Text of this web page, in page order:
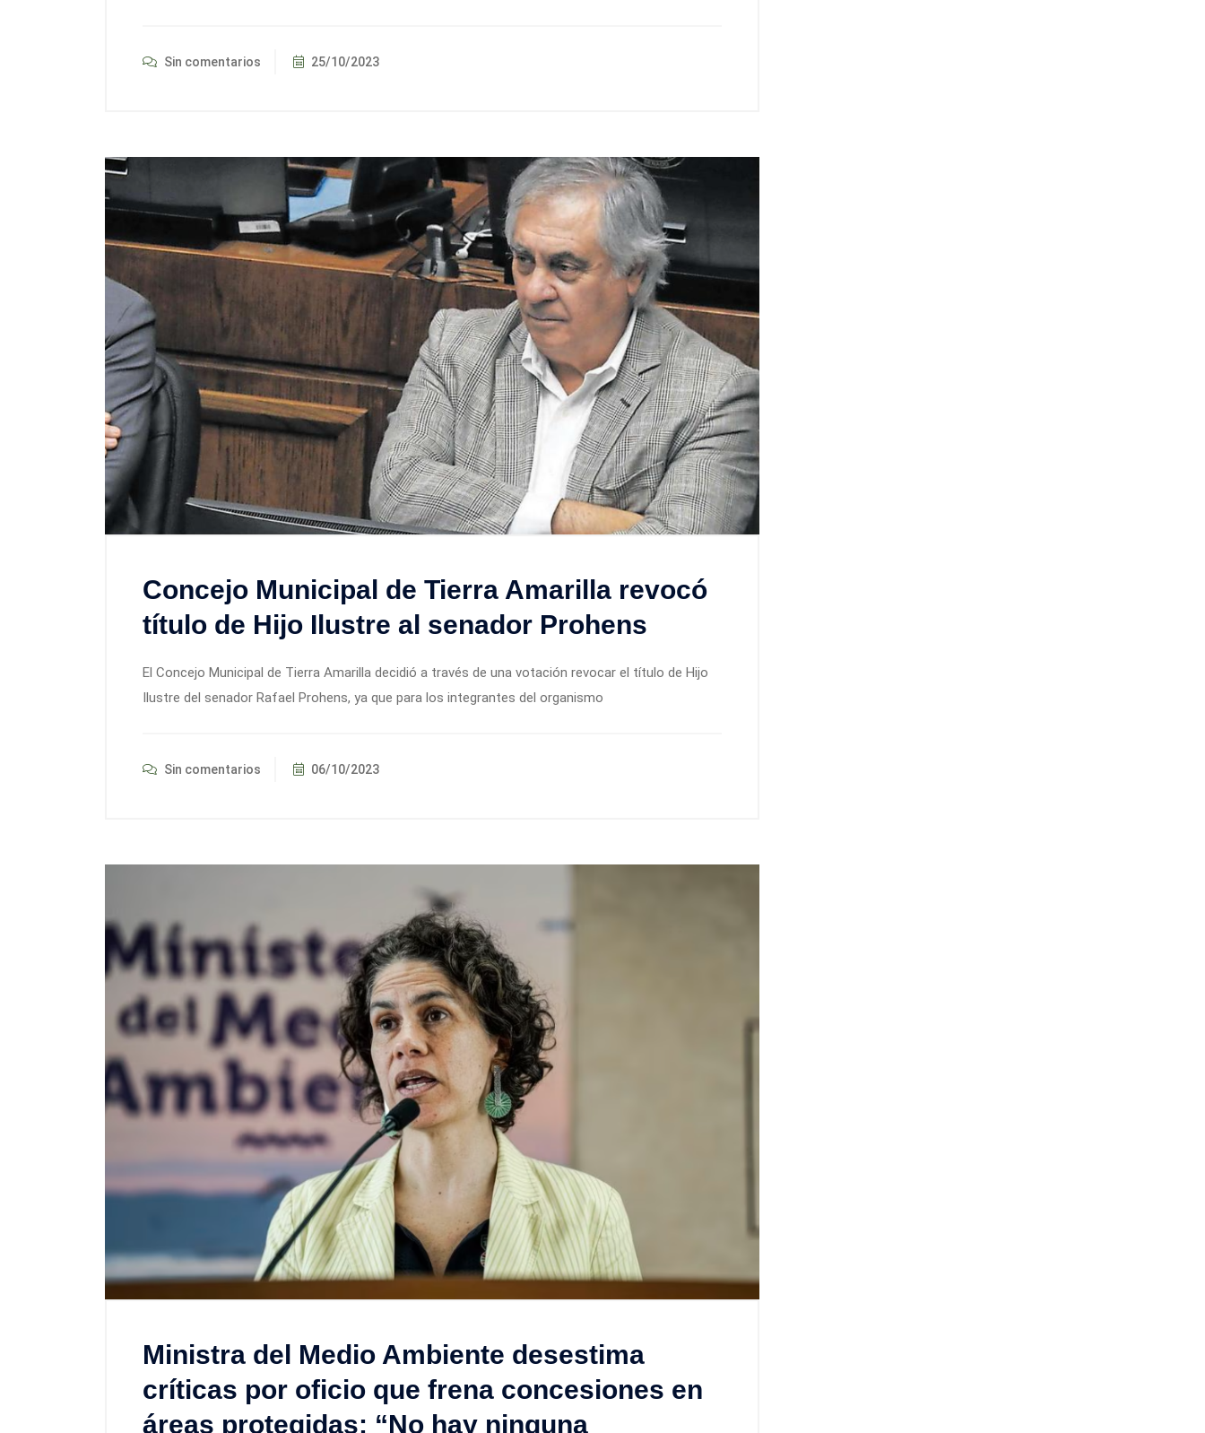
Sin comentarios 25/10/2023
Concejo Municipal de Tierra Amarilla revocó
título de Hijo Ilustre al senador Prohens
El Concejo Municipal de Tierra Amarilla decidió a través de una votación revocar el título de Hijo
Ilustre del senador Rafael Prohens, ya que para los integrantes del organismo
Sin comentarios 06/10/2023
Ministra del Medio Ambiente desestima
críticas por oficio que frena concesiones en
áreas protegidas: “No hay ninguna